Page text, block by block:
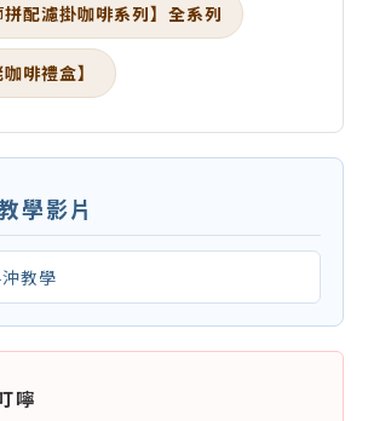
配濾掛咖啡系列】全系列
啡禮盒】
學影片
教學
嚀